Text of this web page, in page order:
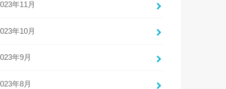
年11月
年10月
年9月
年8月